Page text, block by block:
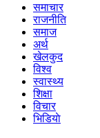
समाचार
राजनीति
समाज
अर्थ
खेलकुद
विश्व
स्वास्थ्य
शिक्षा
विचार
भिडियाे